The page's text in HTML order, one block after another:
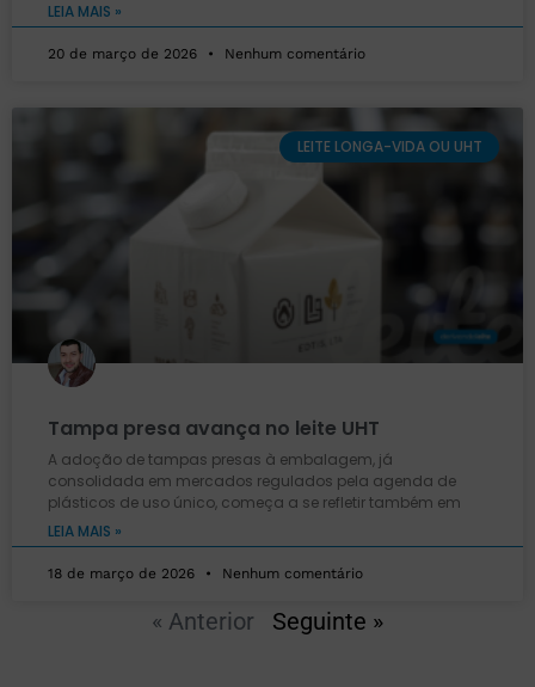
LEIA MAIS »
20 de março de 2026 Nenhum comentário
LEITE LONGA-VIDA OU UHT
Tampa presa avança no leite UHT
A adoção de tampas presas à embalagem, já
consolidada em mercados regulados pela agenda de
plásticos de uso único, começa a se refletir também em
LEIA MAIS »
18 de março de 2026 Nenhum comentário
« Anterior Seguinte »